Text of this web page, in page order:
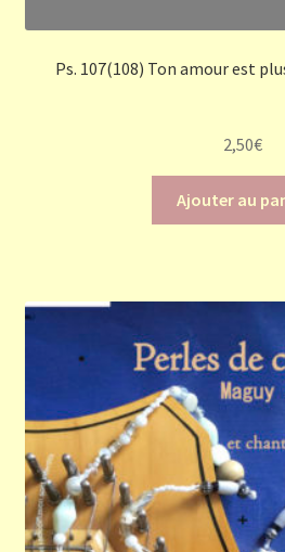
Ps. 107(108) Ton amour est
2,50€
Ajouter au